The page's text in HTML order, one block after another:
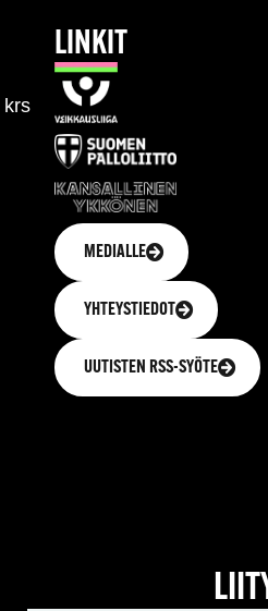
krs
LINKIT
MEDIALLE
YHTEYSTIEDOT
UUTISTEN RSS-SYÖTE